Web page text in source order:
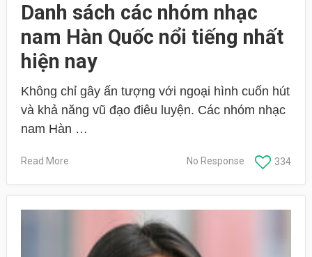
Danh sách các nhóm nhạc
nam Hàn Quốc nổi tiếng nhất
hiện nay
Không chỉ gây ấn tượng với ngoại hình cuốn hút
và khả năng vũ đạo điêu luyện. Các nhóm nhạc
nam Hàn …
Read More 334
No Response